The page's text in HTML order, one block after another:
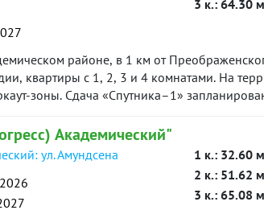
3 к.: 64.30 м
районе, в 1 км от
квартиры с 1, 2, 3 и 4 комнатами. На
зоны. Сдача «Спутника–1»
Академический"
ул. Амундсена
2026
1 к.: 32.60 м
2 к.: 51.62 м
3 к.: 65.08 м